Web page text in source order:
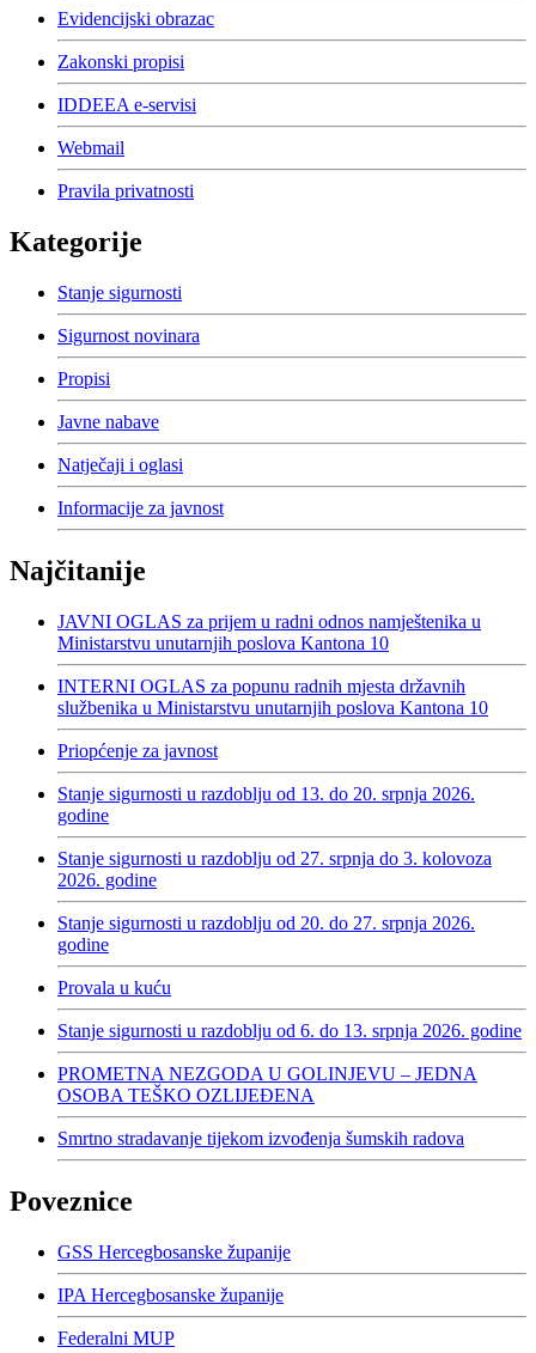
Evidencijski obrazac
Zakonski propisi
IDDEEA e-servisi
Webmail
Pravila privatnosti
Kategorije
Stanje sigurnosti
Sigurnost novinara
Propisi
Javne nabave
Natječaji i oglasi
Informacije za javnost
Najčitanije
JAVNI OGLAS za prijem u radni odnos namještenika u
Ministarstvu unutarnjih poslova Kantona 10
INTERNI OGLAS za popunu radnih mjesta državnih
službenika u Ministarstvu unutarnjih poslova Kantona 10
Priopćenje za javnost
Stanje sigurnosti u razdoblju od 13. do 20. srpnja 2026.
godine
Stanje sigurnosti u razdoblju od 27. srpnja do 3. kolovoza
2026. godine
Stanje sigurnosti u razdoblju od 20. do 27. srpnja 2026.
godine
Provala u kuću
Stanje sigurnosti u razdoblju od 6. do 13. srpnja 2026. godine
PROMETNA NEZGODA U GOLINJEVU – JEDNA
OSOBA TEŠKO OZLIJEĐENA
Smrtno stradavanje tijekom izvođenja šumskih radova
Poveznice
GSS Hercegbosanske županije
IPA Hercegbosanske županije
Federalni MUP